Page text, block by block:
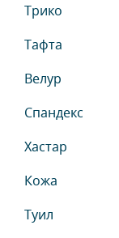
Трико
Тафта
Велур
Спандекс
Хастар
Кожа
Туил